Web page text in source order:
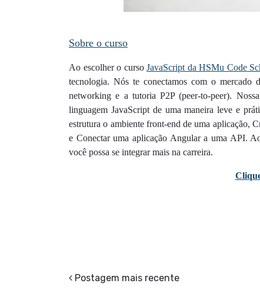
Sobre o curso
Ao escolher o cursoJavaScript da HSMu Code
tecnologia. Nós te conectamos com o mercado
networking e a tutoria P2P (peer-to-peer).
linguagem JavaScript de uma maneira leve e
estrutura o ambiente front-end de uma aplicação,
e Conectar uma aplicação Angular a uma API.
você possa se integrar mais na carreira.
Postagem mais recente